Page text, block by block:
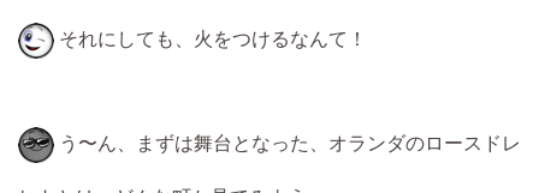
それにしても、火をつけるなんて！
う〜ん、まずは舞台となった、オランダのロースドレ